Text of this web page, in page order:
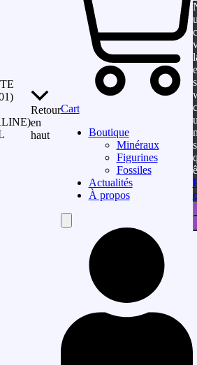
Retour
en
haut
Cart
Boutique
Minéraux
Figurines
Fossiles
Actualités
À propos
Toggle